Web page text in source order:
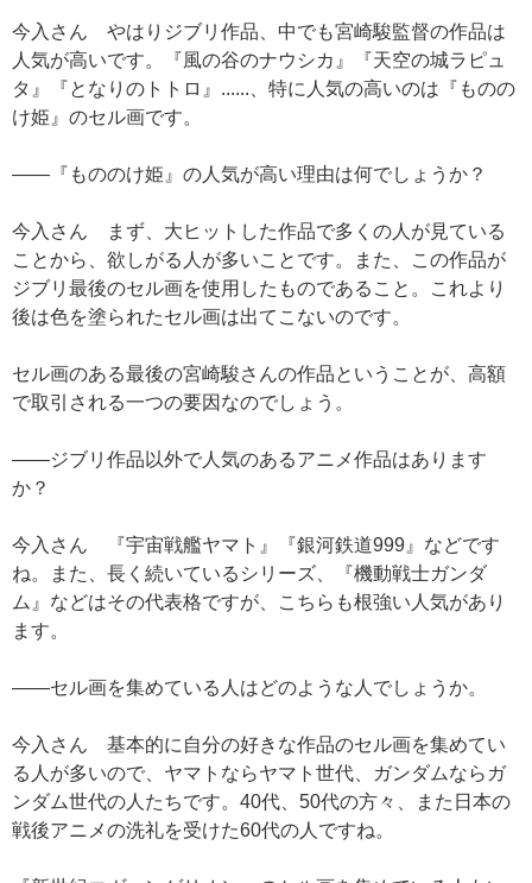
今入さん やはりジブリ作品、中でも宮崎駿監督の作品は
人気が高いです。『風の谷のナウシカ』『天空の城ラピュ
タ』『となりのトトロ』......、特に人気の高いのは『ものの
け姫』のセル画です。
——『もののけ姫』の人気が高い理由は何でしょうか？
今入さん まず、大ヒットした作品で多くの人が見ている
ことから、欲しがる人が多いことです。また、この作品が
ジブリ最後のセル画を使用したものであること。これより
後は色を塗られたセル画は出てこないのです。
セル画のある最後の宮崎駿さんの作品ということが、高額
で取引される一つの要因なのでしょう。
——ジブリ作品以外で人気のあるアニメ作品はあります
か？
今入さん 『宇宙戦艦ヤマト』『銀河鉄道999』などです
ね。また、長く続いているシリーズ、『機動戦士ガンダ
ム』などはその代表格ですが、こちらも根強い人気があり
ます。
——セル画を集めている人はどのような人でしょうか。
今入さん 基本的に自分の好きな作品のセル画を集めてい
る人が多いので、ヤマトならヤマト世代、ガンダムならガ
ンダム世代の人たちです。40代、50代の方々、また日本の
戦後アニメの洗礼を受けた60代の人ですね。